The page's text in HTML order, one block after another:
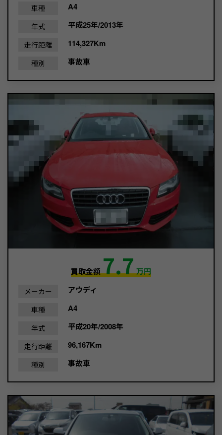
車種 A4
年式 平成25年/2013年
走行距離 114,327Km
種別 事故車
買取金額7.7万円
メーカー アウディ
車種 A4
年式 平成20年/2008年
走行距離 96,167Km
種別 事故車